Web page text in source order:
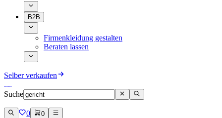
B2B
Firmenkleidung gestalten
Beraten lassen
Selber verkaufen
Suche
0 0